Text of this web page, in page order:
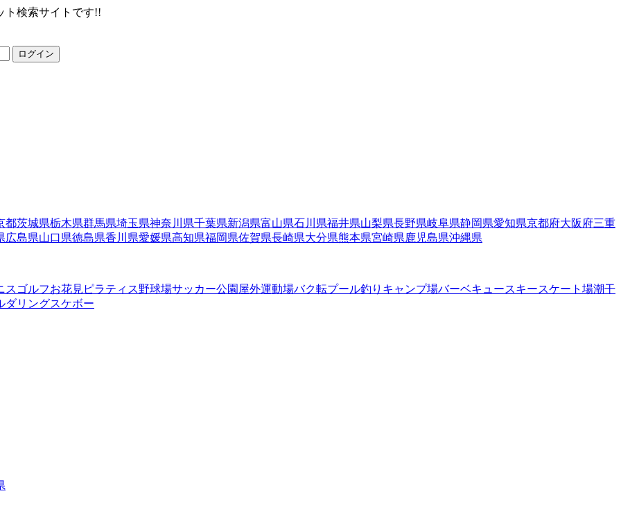
ト検索サイトです!!
ログイン
都茨城県栃木県群馬県埼玉県神奈川県千葉県新潟県富山県石川県福井県山梨県長野県岐阜県静岡県愛知県京都府大阪府三重
広島県山口県徳島県香川県愛媛県高知県福岡県佐賀県長崎県大分県熊本県宮崎県鹿児島県沖縄県
ス ゴルフお花見 ピラティス野球場サッカー公園 屋外運動場バク転プール釣り キャンプ場バーベキュースキースケート場潮干
ダリングスケボー